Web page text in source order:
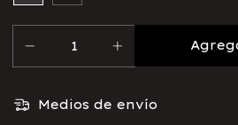
Medios de envío